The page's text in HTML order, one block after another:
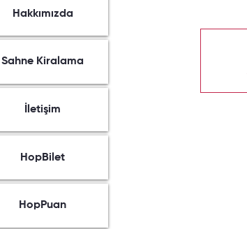
Hakkımızda
Sahne Kiralama
İletişim
HopBilet
HopPuan